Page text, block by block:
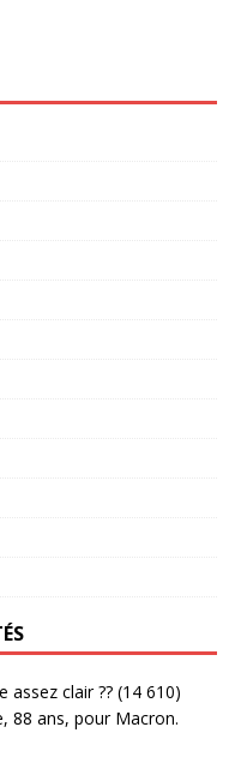
assez clair ?? (14 610)
88 ans, pour Macron.